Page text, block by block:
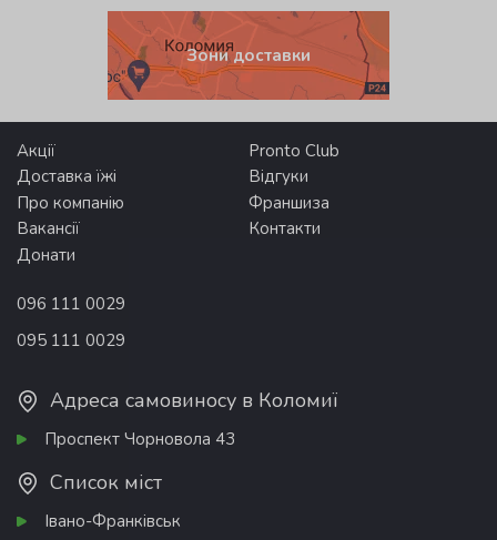
Зони доставки
Акції
Pronto Club
Доставка їжі
Відгуки
Про компанію
Франшиза
Вакансії
Контакти
Донати
096 111 0029
095 111 0029
Адреса самовиносу в Коломиї
Проспект Чорновола 43
Список міст
Івано-Франківськ